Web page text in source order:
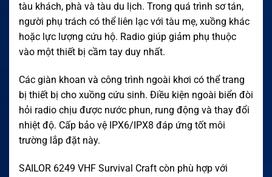
tàu khách, phà và tàu du lịch. Trong quá trình sơ tán,
người phụ trách có thể liên lạc với tàu mẹ, xuồng khác
hoặc lực lượng cứu hộ. Radio giúp giảm phụ thuộc
vào một thiết bị cầm tay duy nhất.
Các giàn khoan và công trình ngoài khơi có thể trang
bị thiết bị cho xuồng cứu sinh. Điều kiện ngoài biển đòi
hỏi radio chịu được nước phun, rung động và thay đổi
nhiệt độ. Cấp bảo vệ IPX6/IPX8 đáp ứng tốt môi
trường lắp đặt này.
SAILOR 6249 VHF Survival Craft còn phù hợp với